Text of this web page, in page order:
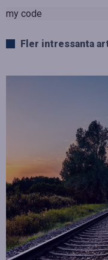
my code
Fler intressanta